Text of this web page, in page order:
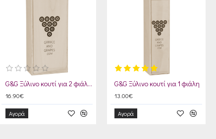
G&G Ξύλινο κουτί για 2 φιάλες
16.90€
Αγορά
G&G Ξύλινο κουτί για 1 φιάλη
13.00€
Αγορά